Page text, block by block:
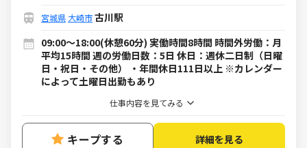
宮城県 大崎市古川駅
09:00～18:00(休憩60分) 実働時間8時間 時間外労働：月
平均15時間 週の労働日数：5日 休日：週休二日制（日曜
日・祝日・その他） ・年間休日111日以上 ※カレンダー
によって土曜日出勤もあり
仕事内容を見てみる
キープする 詳細を見る